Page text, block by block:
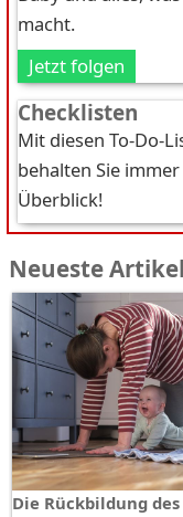
macht.
Jetzt folgen
Checklisten
Mit diesen To-Do-
behalten Sie
Überblick!
Neueste Artikel
Die Rückbildung